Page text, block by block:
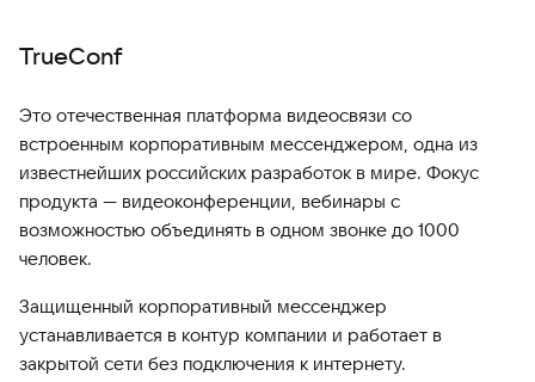
TrueConf
Это отечественная платформа видеосвязи со
встроенным корпоративным мессенджером, одна из
известнейших российских разработок в мире. Фокус
продукта — видеоконференции, вебинары с
возможностью объединять в одном звонке до 1000
человек.
Защищенный корпоративный мессенджер
устанавливается в контур компании и работает в
закрытой сети без подключения к интернету.